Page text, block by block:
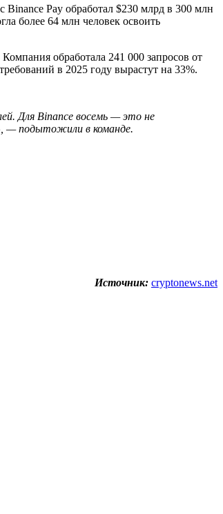
Binance Pay обработал $230 млрд в 300 млн
более 64 млн человек освоить
обработала 241 000 запросов от
в 2025 году вырастут на 33%.
Для Binance восемь — это не
— подытожили в команде.
Источник: cryptonews.net